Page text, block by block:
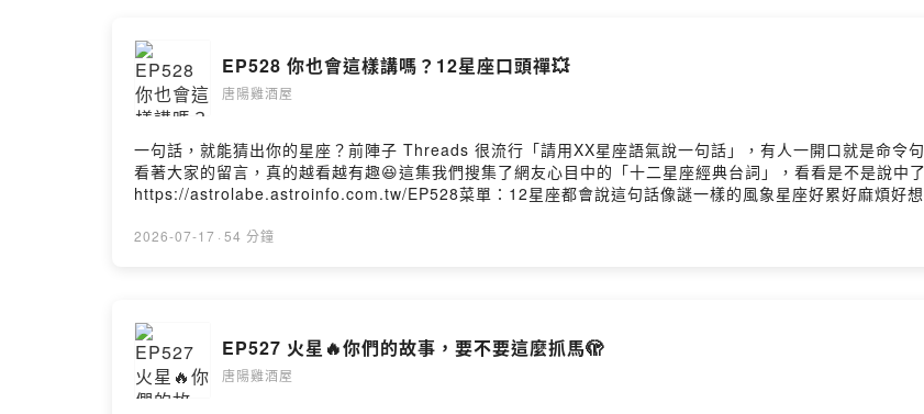
EP528 你也會這樣講嗎？12星座口頭禪💥
唐陽雞酒屋
一句話，就能猜出你的星座？前陣子 Threads 很流行「請用XX星座語氣說一句話」，有人一開口就是命
看著大家的留言，真的越看越有趣😆這集我們搜集了網友心目中的「十二星座經典台詞」，看看是不是說中
https://astrolabe.astroinfo.com.tw/EP528菜單：12星座都會說這句話像謎一樣的風象星座好累好麻煩好
2026-07-17 · 54 分鐘
EP527 火星🔥你們的故事，要不要這麼抓馬🫣
唐陽雞酒屋